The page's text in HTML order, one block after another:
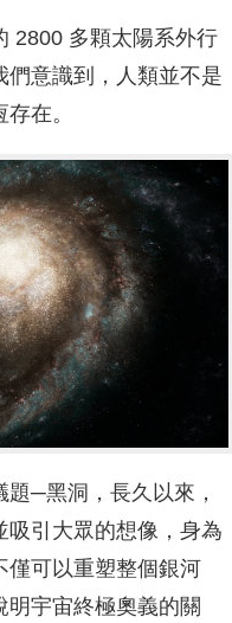
2800 多顆太陽系外行
意識到，人類並不是
在。
─黑洞，長久以來，
引大眾的想像，身為
僅可以重塑整個銀河
明宇宙終極奧義的關